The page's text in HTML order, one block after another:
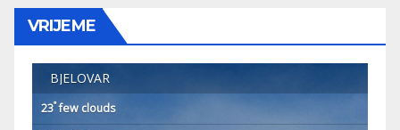
VRIJEME
BJELOVAR
23°few clouds